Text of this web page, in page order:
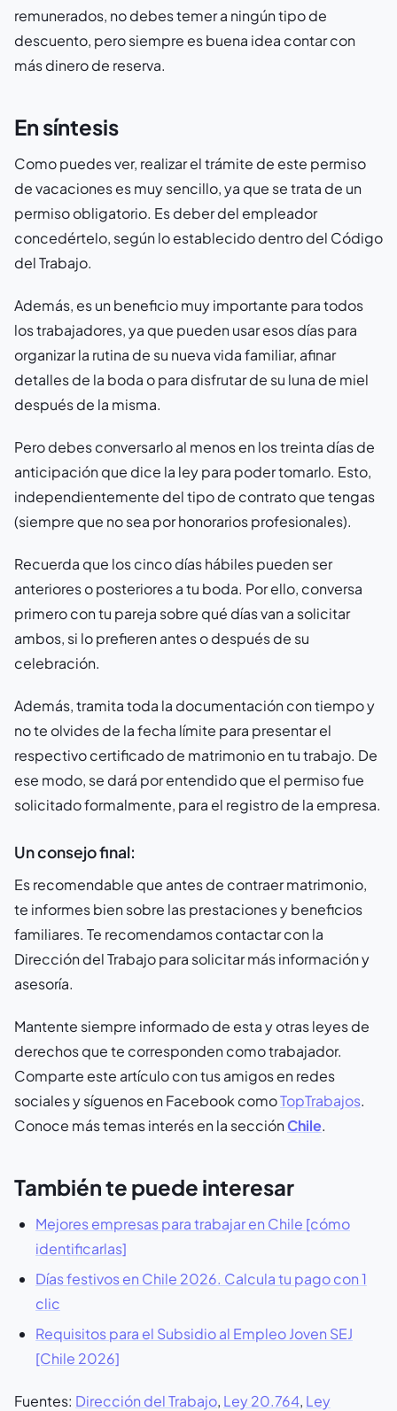
remunerados, no debes temer a ningún tipo de
descuento, pero siempre es buena idea contar con
más dinero de reserva.
En síntesis
Como puedes ver, realizar el trámite de este permiso
de vacaciones es muy sencillo, ya que se trata de un
permiso obligatorio. Es deber del empleador
concedértelo, según lo establecido dentro del Código
del Trabajo.
Además, es un beneficio muy importante para todos
los trabajadores, ya que pueden usar esos días para
organizar la rutina de su nueva vida familiar, afinar
detalles de la boda o para disfrutar de su luna de miel
después de la misma.
Pero debes conversarlo al menos en los treinta días de
anticipación que dice la ley para poder tomarlo. Esto,
independientemente del tipo de contrato que tengas
(siempre que no sea por honorarios profesionales).
Recuerda que los cinco días hábiles pueden ser
anteriores o posteriores a tu boda. Por ello, conversa
primero con tu pareja sobre qué días van a solicitar
ambos, si lo prefieren antes o después de su
celebración.
Además, tramita toda la documentación con tiempo y
no te olvides de la fecha límite para presentar el
respectivo certificado de matrimonio en tu trabajo. De
ese modo, se dará por entendido que el permiso fue
solicitado formalmente, para el registro de la empresa.
Un consejo final:
Es recomendable que antes de contraer matrimonio,
te informes bien sobre las prestaciones y beneficios
familiares. Te recomendamos contactar con la
Dirección del Trabajo para solicitar más información y
asesoría.
Mantente siempre informado de esta y otras leyes de
derechos que te corresponden como trabajador.
Comparte este artículo con tus amigos en redes
sociales y síguenos en Facebook comoTopTrabajos.
Conoce más temas interés en la secciónChile.
También te puede interesar
Mejores empresas para trabajar en Chile [cómo
identificarlas]
Días festivos en Chile 2026. Calcula tu pago con 1
clic
Requisitos para el Subsidio al Empleo Joven SEJ
[Chile 2026]
Fuentes: Dirección del Trabajo, Ley 20.764, Ley